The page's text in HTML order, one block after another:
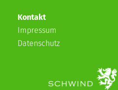
Kontakt
Impressum
Datenschutz